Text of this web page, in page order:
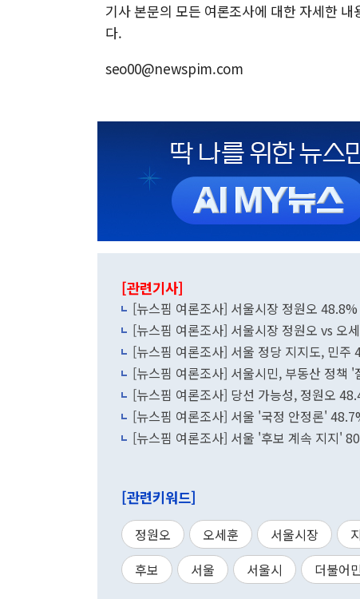
기사 본문의 모든 여론조사에 대한 자세한
다.
seo00@newspim.com
[관련기사]
[뉴스핌 여론조사] 서울시장 정원오
[뉴스핌 여론조사] 서울시장 정원오 vs 오
[뉴스핌 여론조사] 서울 정당 지지도, 민
[뉴스핌 여론조사] 서울시민, 부동산 정책
[뉴스핌 여론조사] 당선 가능성, 정원오
[뉴스핌 여론조사] 서울 '국정 안정론'
[뉴스핌 여론조사] 서울 '후보 계속 지지'
[관련키워드]
정원오 오세훈 서울시장
후보
서울 서울시 더불어